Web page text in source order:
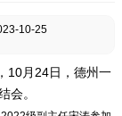
10-25
10月24日，德州一
会。